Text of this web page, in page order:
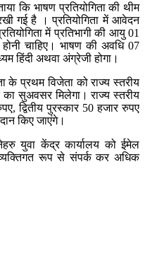
कि भाषण प्रतियोगिता की थीम
गई है । प्रतियोगिता में आवेदन
में प्रतिभागी की आयु 01
चाहिए। भाषण की अवधि 07
हिंदी अथवा अंग्रेजी होगा।
के प्रथम विजेता को राज्य स्तरीय
का सुअवसर मिलेगा। राज्य स्तरीय
द्वितीय पुरस्कार 50 हजार रुपए
किए जाएंगे।
युवा केंद्र कार्यालय को ईमेल
रूप से संपर्क कर अधिक